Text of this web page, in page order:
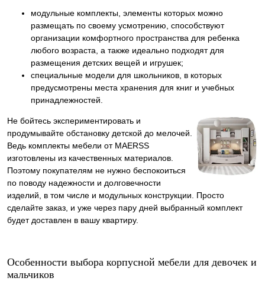
модульные комплекты, элементы которых можно
размещать по своему усмотрению, способствуют
организации комфортного пространства для ребенка
любого возраста, а также идеально подходят для
размещения детских вещей и игрушек;
специальные модели для школьников, в которых
предусмотрены места хранения для книг и учебных
принадлежностей.
Не бойтесь экспериментировать и
продумывайте обстановку детской до мелочей.
Ведь комплекты мебели от MAERSS
изготовлены из качественных материалов.
Поэтому покупателям не нужно беспокоиться
по поводу надежности и долговечности
изделий, в том числе и модульных конструкции. Просто
сделайте заказ, и уже через пару дней выбранный комплект
будет доставлен в вашу квартиру.
Особенности выбора корпусной мебели для девочек и
мальчиков